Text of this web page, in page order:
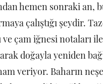
hemen sonraki an,
çalıştığı şeydir.
ve çam iğnesi notaları
doğayla yeniden
veriyor. Baharın